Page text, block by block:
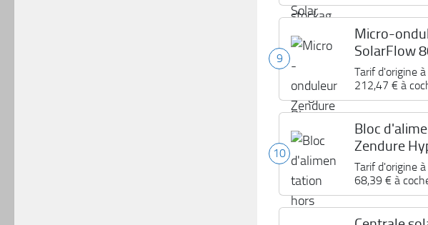
9
Micro-
SolarFlow
Tarif d'origine à
212,47 € à
10
Bloc
Zendure
Tarif d'origine à
68,39 € à